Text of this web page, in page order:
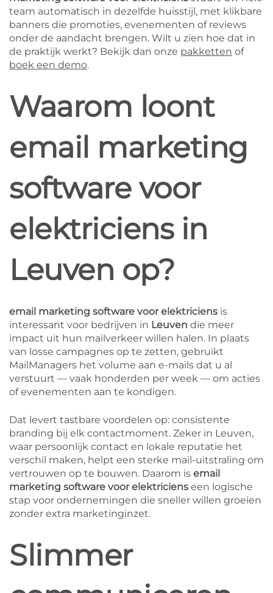
team automatisch in dezelfde huisstijl, met klikbare
banners die promoties, evenementen of reviews
onder de aandacht brengen. Wilt u zien hoe dat in
de praktijk werkt? Bekijk dan onze pakketten of
boek een demo.
Waarom loont
email marketing
software voor
elektriciens in
Leuven op?
email marketing software voor elektriciens is
interessant voor bedrijven in Leuven die meer
impact uit hun mailverkeer willen halen. In plaats
van losse campagnes op te zetten, gebruikt
MailManagers het volume aan e-mails dat u al
verstuurt — vaak honderden per week — om acties
of evenementen aan te kondigen.
Dat levert tastbare voordelen op: consistente
branding bij elk contactmoment. Zeker in Leuven,
waar persoonlijk contact en lokale reputatie het
verschil maken, helpt een sterke mail-uitstraling om
vertrouwen op te bouwen. Daarom is email
marketing software voor elektriciens een logische
stap voor ondernemingen die sneller willen groeien
zonder extra marketinginzet.
Slimmer